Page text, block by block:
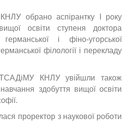
обрано аспірантку І року
освіти ступеня доктора
і фіно-угорської
філології і перекладу
КНЛУ увійшли також
навчання здобуття вищої освіти
проректор з наукової роботи